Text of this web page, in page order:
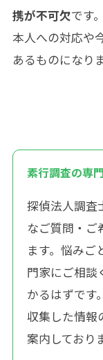
携が不可欠です。
本人への対応や
あるものになりま
素行調査の専
探偵法人調査
なご質問・ご
ます。悩みご
門家にご相談
かるはずです
収集した情報
案内しており